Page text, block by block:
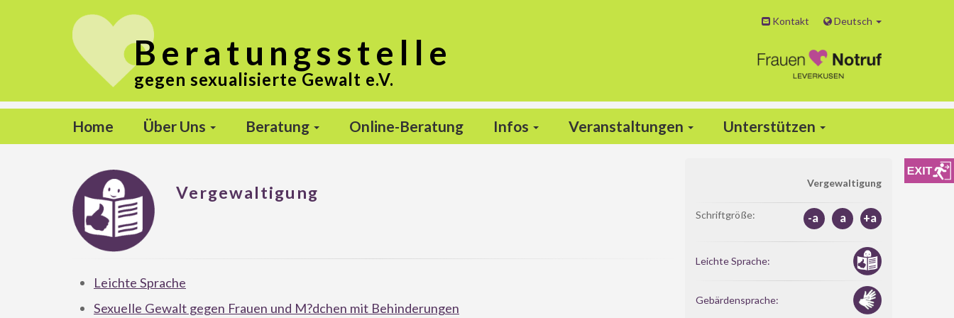
Deutsch
Kontakt
Beratungsstelle
gegen sexualisierte Gewalt e.V.
Home Über Uns Beratung Online-Beratung Infos Veranstaltungen Unterstützen
Vergewaltigung
Leichte Sprache
Sexuelle Gewalt gegen Frauen und M?dchen mit Behinderungen
Vergewaltigung
Schriftgröße: +a
a
-a
Leichte Sprache:
Gebärdensprache: